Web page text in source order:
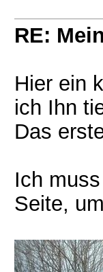
RE:
Hier ein
ich Ihn
Das
Ich
Seite,